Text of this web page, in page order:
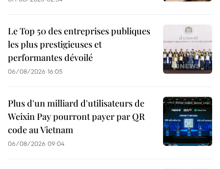
Le Top 50 des entreprises publiques
les plus prestigieuses et
performantes dévoilé
06/08/2026 16:05
Plus d'un milliard d'utilisateurs de
Weixin Pay pourront payer par QR
code au Vietnam
06/08/2026 09:04